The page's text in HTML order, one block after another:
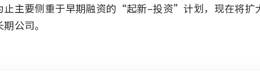
止主要侧重于早期融资的“起新–投资”计划，现在将扩
公司。